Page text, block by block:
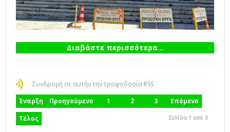
Διαβάστε περισσότερα...
Συνδρομή σε αυτήν την τροφοδοσία RSS
Έναρξη
Προηγούμενο 1 2 3
Επόμενο
Τέλος
Σελίδα 1 από 3